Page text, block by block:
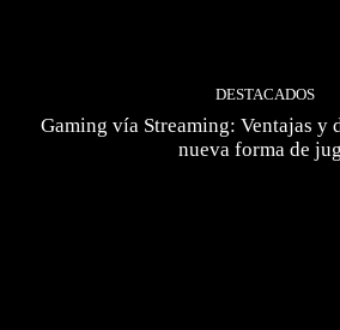
DESTACADOS
Gaming vía Streaming: Ventajas y
nueva forma de